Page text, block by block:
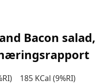
Bacon salad,
185 KCal (9%RI)